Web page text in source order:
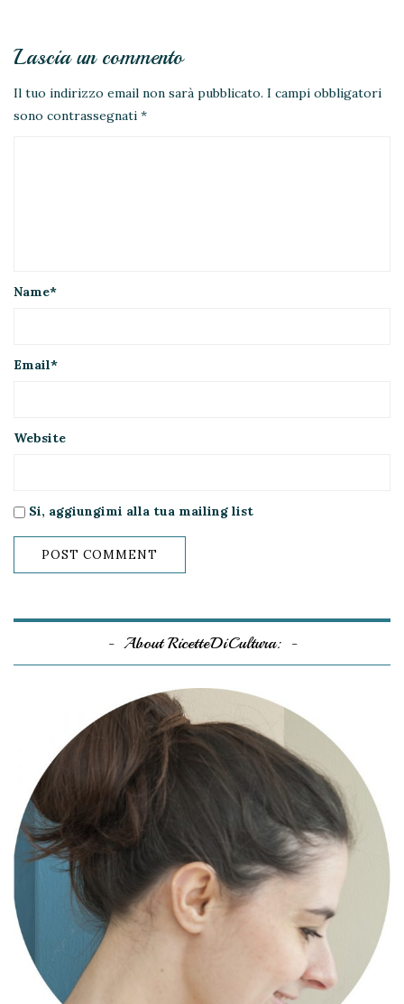
Lascia un commento
Il tuo indirizzo email non sarà pubblicato. I campi obbligatori
sono contrassegnati *
Name*
Email*
Website
Si, aggiungimi alla tua mailing list
About RicetteDiCultura: